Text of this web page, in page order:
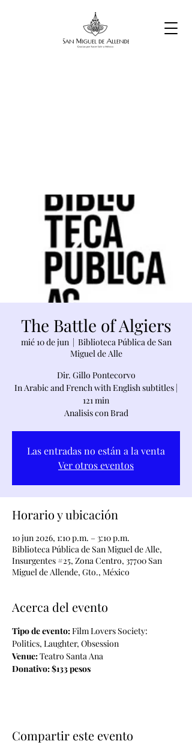
The Battle of Algiers
mié 10 de jun
  |
Biblioteca Pública de San
Miguel de Alle
Dir. Gillo Pontecorvo
In Arabic and French with English subtitles |
121 min
Analisis con Brad
Las entradas no están a la venta
Ver otros eventos
Horario y ubicación
10 jun 2026, 1:10 p.m. – 3:10 p.m.
Biblioteca Pública de San Miguel de Alle,
Insurgentes #25, Zona Centro, 37700 San
Miguel de Allende, Gto., México
Acerca del evento
Tipo de evento: Film Lovers Society:
Politics, Laughter, Obsession
Venue: Teatro Santa Ana
Donativo: $133 pesos
Compartir este evento